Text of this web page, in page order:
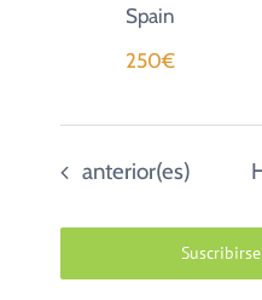
Spain
250€
Eventos
anterior(es)